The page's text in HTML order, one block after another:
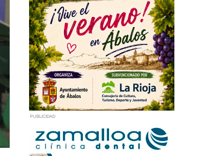
PUBLICIDAD